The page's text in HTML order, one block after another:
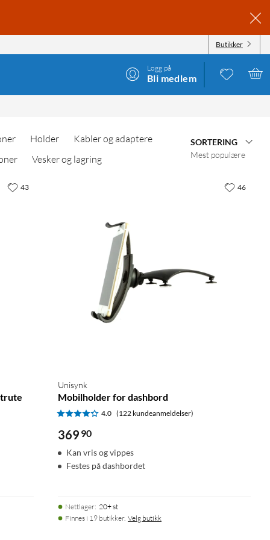
Butikker
Logg på
Bli medlem
Holder
Kabler og adaptere
Vesker og lagring
SORTERING
Mest populære
43
Unisynk
Mobilholder for dashbord
4.0 (122 kundeanmeldelser)
369 90
Kan vris og vippes
Festes på dashbordet
Nettlager: 20+ st
Finnes i 19 butikker. Velg butikk
46